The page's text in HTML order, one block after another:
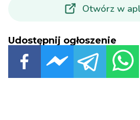
Otwórz w
Udostępnij ogłoszenie